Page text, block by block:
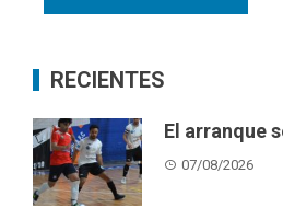
RECIENTES
El arranque
07/08/2026